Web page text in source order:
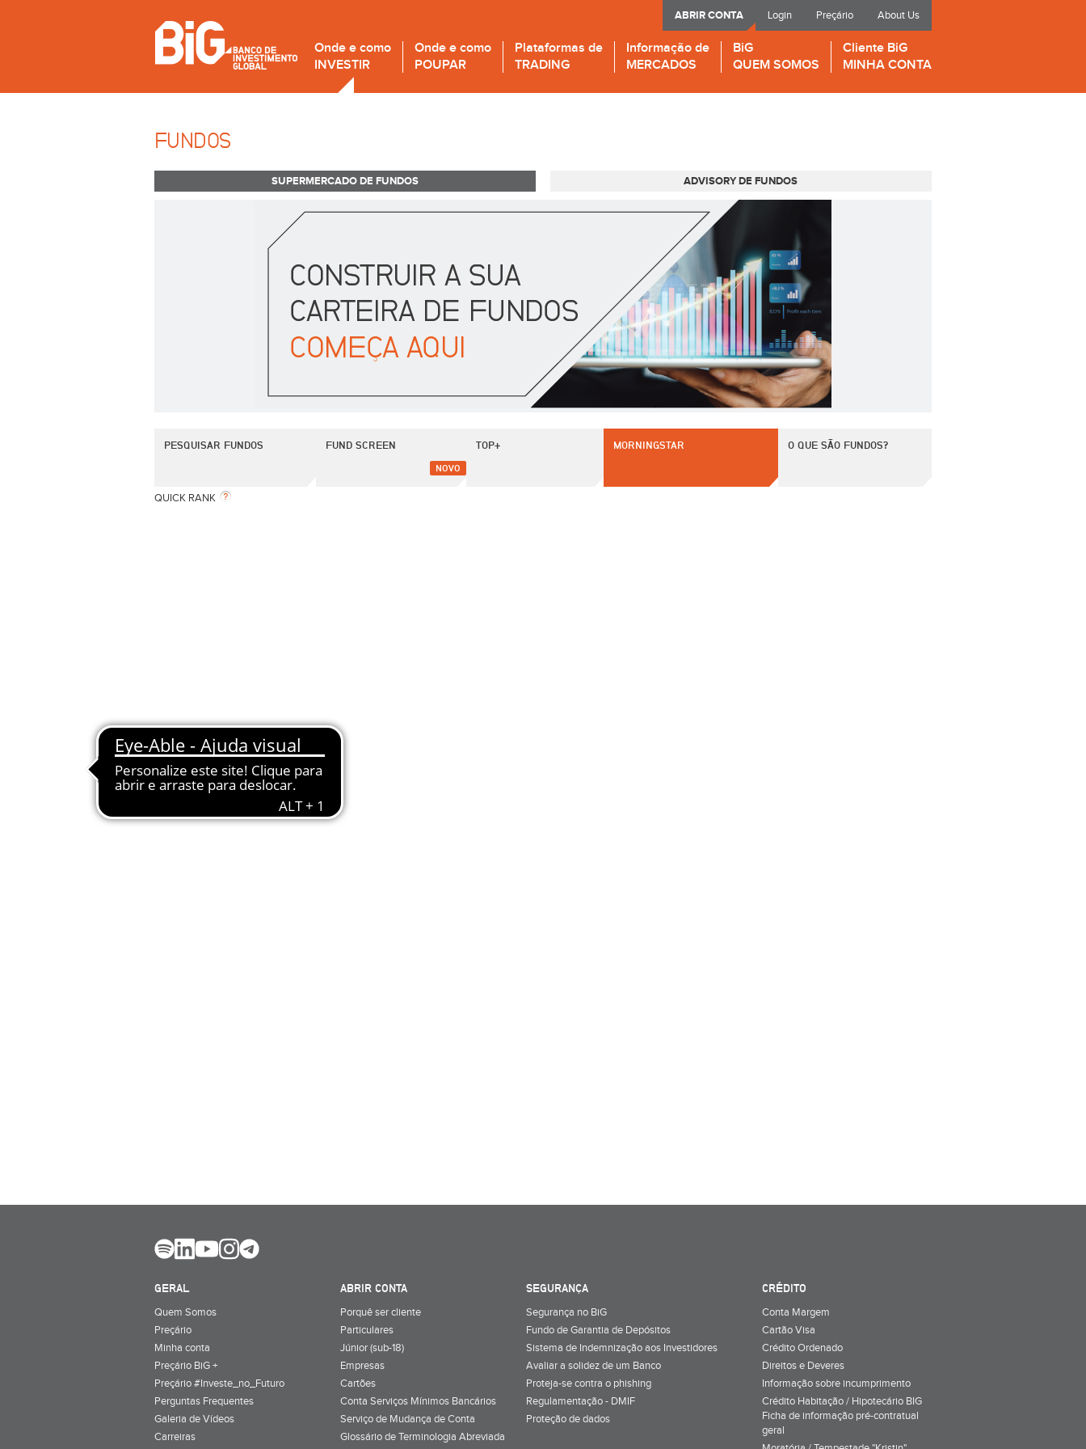
Login Preçário About Us
ABRIR CONTA
Onde e como
INVESTIR
Onde e como
POUPAR
Plataformas de
TRADING
Informação de
MERCADOS
BiG
QUEM SOMOS
Cliente BiG
MINHA CONTA
FUNDOS
SUPERMERCADO DE FUNDOS ADVISORY DE FUNDOS
PESQUISAR FUNDOS FUND SCREEN
NOVO
TOP+ MORNINGSTAR O QUE SÃO FUNDOS?
QUICK RANK
GERAL
Quem Somos
Preçário
Minha conta
Preçário BiG +
Preçário #Investe_no_Futuro
Perguntas Frequentes
Galeria de Vídeos
Carreiras
ABRIR CONTA
Porquê ser cliente
Particulares
Júnior (sub-18)
Empresas
Cartões
Conta Serviços Mínimos Bancários
Serviço de Mudança de Conta
Glossário de Terminologia Abreviada
SEGURANÇA
Segurança no BiG
Fundo de Garantia de Depósitos
Sistema de Indemnização aos Investidores
Avaliar a solidez de um Banco
Proteja-se contra o phishing
Regulamentação - DMIF
Proteção de dados
CRÉDITO
Conta Margem
Cartão Visa
Crédito Ordenado
Direitos e Deveres
Informação sobre incumprimento
Crédito Habitação / Hipotecário BIG
Ficha de informação pré-contratual
geral